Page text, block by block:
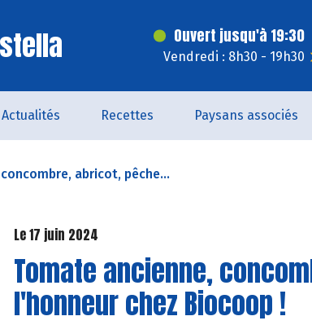
Ouvert jusqu'à 19:30
Vendredi : 8h30 - 19h30
Actualités Recettes Paysans associés
abricot, pêche...
Le 17 juin 2024
Tomate ancienne,
l'honneur chez Biocoop !